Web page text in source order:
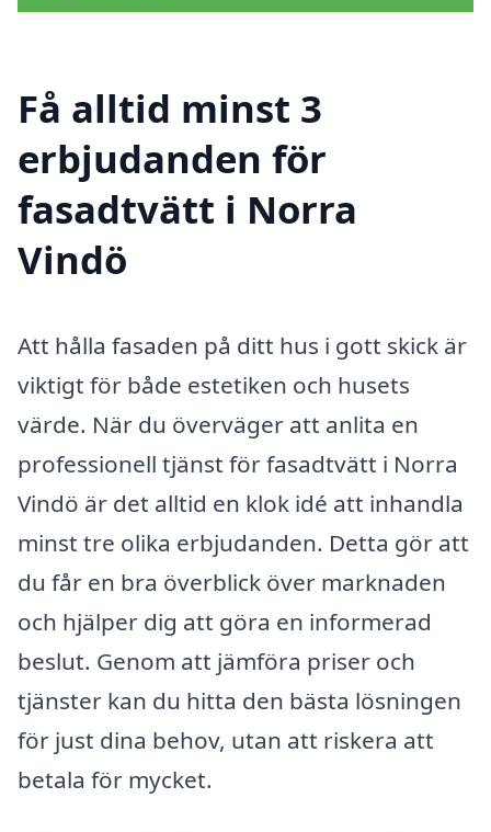
Få alltid minst 3
erbjudanden för
fasadtvätt i Norra
Vindö
Att hålla fasaden på ditt hus i gott skick är
viktigt för både estetiken och husets
värde. När du överväger att anlita en
professionell tjänst för fasadtvätt i Norra
Vindö är det alltid en klok idé att inhandla
minst tre olika erbjudanden. Detta gör att
du får en bra överblick över marknaden
och hjälper dig att göra en informerad
beslut. Genom att jämföra priser och
tjänster kan du hitta den bästa lösningen
för just dina behov, utan att riskera att
betala för mycket.